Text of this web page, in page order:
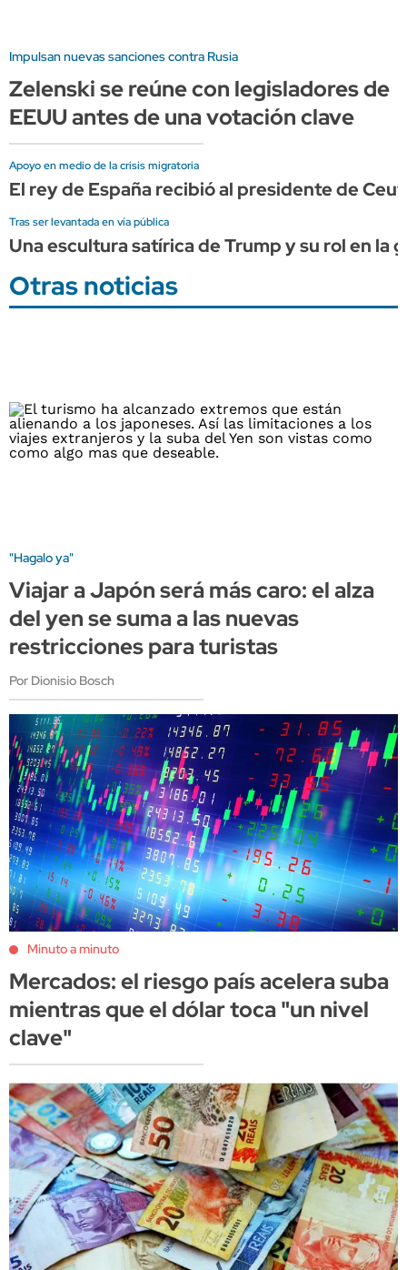
Impulsan nuevas sanciones contra Rusia
Zelenski se reúne con legisladores de
EEUU antes de una votación clave
Apoyo en medio de la crisis migratoria
El rey de España recibió al presidente de
Tras ser levantada en vía pública
Una escultura satírica de Trump y su rol en la
Otras noticias
"Hagalo ya"
Viajar a Japón será más caro: el alza
del yen se suma a las nuevas
restricciones para turistas
Por Dionisio Bosch
Minuto a minuto
Mercados: el riesgo país acelera suba
mientras que el dólar toca "un nivel
clave"